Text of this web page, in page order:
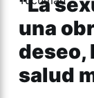
una
deseo,
salud